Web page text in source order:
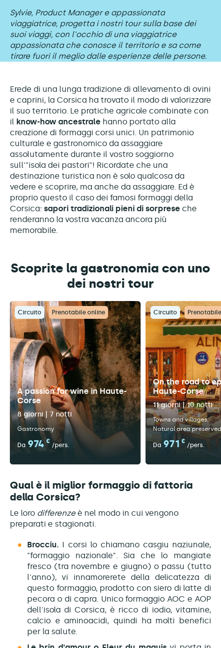
Sylvie, Product Manager e appassionata
viaggiatrice, progetta i nostri tour sulla base dei
suoi viaggi, con l'occhio di una viaggiatrice
appassionata che conosce il territorio e sa come
tirare fuori il meglio dalle esperienze delle persone.
Erede di una lunga tradizione di allevamento di ovini
e caprini, la Corsica ha trovato il modo di valorizzare
il suo territorio. Le pratiche agricole combinate con
il know-how ancestrale hanno portato alla
creazione di formaggi corsi unici. Un patrimonio
culturale e gastronomico da assaggiare
assolutamente durante il vostro soggiorno
sull'"isola dei pastori"! Ricordate che una
destinazione turistica non è solo qualcosa da
vedere e scoprire, ma anche da assaggiare. Ed è
proprio questo il caso dei famosi formaggi della
Corsica: sapori tradizionali pieni di sorprese che
renderanno la vostra vacanza ancora più
memorabile.
Scoprite la gastronomia con uno
dei nostri tour
Circuito Prenotabile online
A passion for wine in Haute-
Corse
8 giorni | 7 notti
Gastronomy
Da 974 €
/pers.
Circuito
On the road to
Haute-Corse
11 giorni | 10 notti
Towns and villages
Natural area preserved
Da 971 €
/pers.
Qual è il miglior formaggio di fattoria
della Corsica?
Le loro differenzeè nel modo in cui vengono
preparati e stagionati.
Brocciu. I corsi lo chiamano casgiu naziunale,
"formaggio nazionale". Sia che lo mangiate
fresco (tra novembre e giugno) o passu (tutto
l'anno), vi innamorerete della delicatezza di
questo formaggio, prodotto con siero di latte di
pecora o di capra. Unico formaggio AOC e AOP
dell'isola di Corsica, è ricco di iodio, vitamine,
calcio e aminoacidi, quindi ha molti benefici
per la salute.